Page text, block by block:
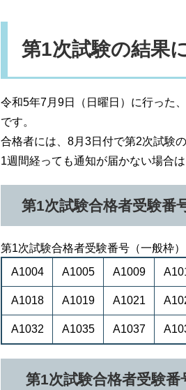
第1次試験の結果
令和5年7月9日（日曜日）に行った
です。
合格者には、8月3日付で第2次試験
1週間経っても通知が届かない場合
第1次試験合格者受験番
第1次試験合格者受験番号（一般枠）
A1004
A1005 A1009
A1018 A1019 A1021
A1032 A1035 A1037
第1次試験合格者受験番